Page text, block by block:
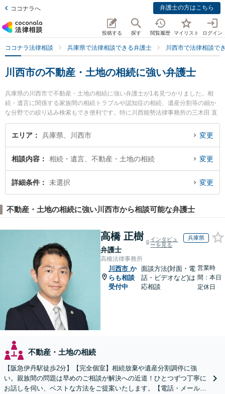
ココナラへ 弁護士の方はこちら
投稿する 探す 閲覧履歴 マイリスト ログイン
ココナラ法律相談 兵庫県で法律相談できる弁護士 川西市で法律相談で
川西市の不動産・土地の相続に強い弁護士
兵庫県の川西市で不動産・土地の相続に強い弁護士が1名見つかりました。相
続・遺言に関係する家族間の相続トラブルや認知症の相続、遺産分割等の細か
な分野での絞り込み検索もでき便利です。特に川西能勢法律事務所の三木田 直
哉弁護士のプロフィール情報や弁護士費用、強みなどが注目されています。
『川西市で土日や夜間に発生した不動産・土地の相続のトラブルを今すぐに弁
川西市内の弁護士に相談予約したい』などでお困りの相談者さんにおすすめで
す。
エリア 兵庫県、川西市 変更
相談内容 相続・遺言、不動産・土地の相続 変更
詳細条件 未選択 変更
不動産・土地の相続に強い川西市から相談可能な弁護士
高橋 正樹
弁護士
インタビュ
ーを見る
兵庫県
高橋法律事務所
川西市 か
らも相談
受付中
面談方法(対面・電
話・ビデオなど)は
応相談
営業時
間：本日
定休日
不動産・土地の相続
【阪急伊丹駅徒歩2分】【完全個室】相続放棄や遺産分割調停に強
い。親族間の問題は早めのご相談が解決への近道！ひとつずつ丁寧に
お話しを伺い、ベストな方法をご提案いたします。【電話・メール相